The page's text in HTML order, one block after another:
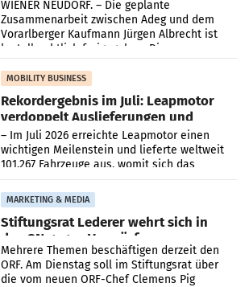
WIENER NEUDORF. – Die geplante
Zusammenarbeit zwischen Adeg und dem
Vorarlberger Kaufmann Jürgen Albrecht ist
kartellrechtlich freigegeben: Die
Bundeswettbewerbsbehörde und der
Bundeskartellanwalt
MOBILITY BUSINESS
Rekordergebnis im Juli: Leapmotor
verdoppelt Auslieferungen und
überschreitet die 100.000er-Marke
– Im Juli 2026 erreichte Leapmotor einen
wichtigen Meilenstein und lieferte weltweit
101.267 Fahrzeuge aus, womit sich das
Ergebnis gegenüber Juli 2025 mehr als
verdoppelte (+102
MARKETING & MEDIA
Stiftungsrat Lederer wehrt sich in
den SN gegen Vorwürfe
Mehrere Themen beschäftigen derzeit den
ORF. Am Dienstag soll im Stiftungsrat über
die vom neuen ORF-Chef Clemens Pig